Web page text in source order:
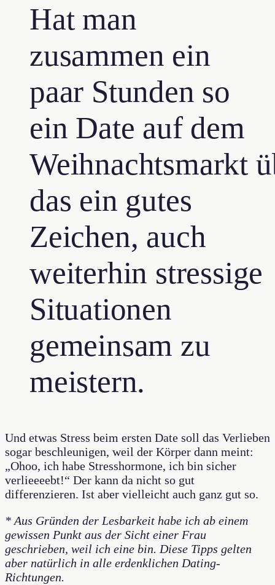
Hat man
zusammen ein
paar Stunden so
ein Date auf dem
Weihnachtsmarkt
das ein gutes
Zeichen, auch
weiterhin stressige
Situationen
gemeinsam zu
meistern.
Und etwas Stress beim ersten Date soll das Verlieben
sogar beschleunigen, weil der Körper dann meint:
„Ohoo, ich habe Stresshormone, ich bin sicher
verlieeeebt!“ Der kann da nicht so gut
differenzieren. Ist aber vielleicht auch ganz gut so.
* Aus Gründen der Lesbarkeit habe ich ab einem
gewissen Punkt aus der Sicht einer Frau
geschrieben, weil ich eine bin. Diese Tipps gelten
aber natürlich in alle erdenklichen Dating-
Richtungen.